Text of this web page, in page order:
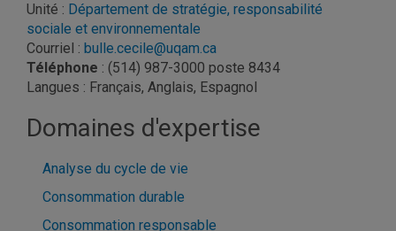
Unité : Département de stratégie, responsabilité
sociale et environnementale
Courriel : bulle.cecile@uqam.ca
Téléphone : (514) 987-3000 poste 8434
Langues : Français, Anglais, Espagnol
Domaines d'expertise
Analyse du cycle de vie
Consommation durable
Consommation responsable